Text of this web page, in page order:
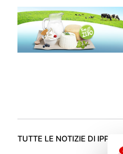
TUTTE LE NOTIZIE DI IPPICA